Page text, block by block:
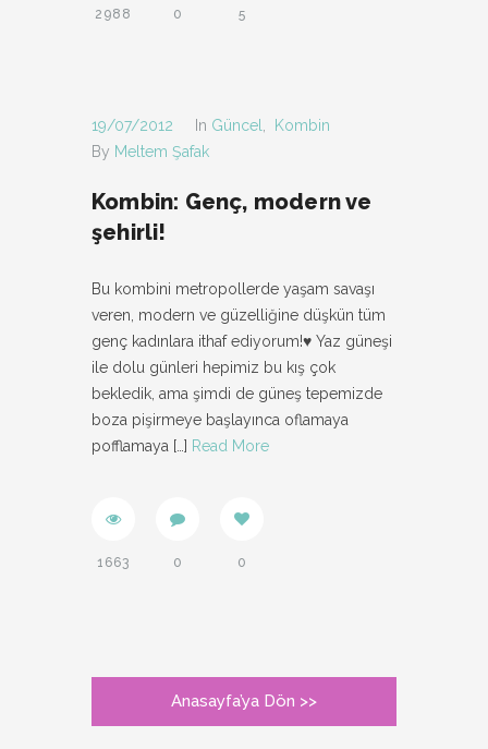
2988 0 5
19/07/2012 In Güncel
Kombin
By Meltem Şafak
Kombin: Genç, modern ve
şehirli!
Bu kombini metropollerde yaşam savaşı
veren, modern ve güzelliğine düşkün tüm
genç kadınlara ithaf ediyorum!♥ Yaz güneşi
ile dolu günleri hepimiz bu kış çok
bekledik, ama şimdi de güneş tepemizde
boza pişirmeye başlayınca oflamaya
pofflamaya […] Read More
1663 0 0
Anasayfa’ya Dön >>